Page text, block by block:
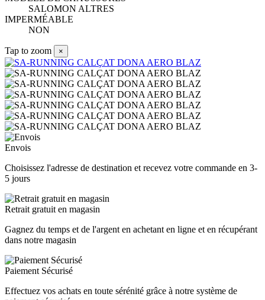
SALOMON ALTRES
IMPERMÉABLE
NON
Tap to zoom ×
Envois
Choisissez l'adresse de destination et recevez votre commande en 3-
5 jours
Retrait gratuit en magasin
Gagnez du temps et de l'argent en achetant en ligne et en récupérant
dans notre magasin
Paiement Sécurisé
Effectuez vos achats en toute sérénité grâce à notre système de